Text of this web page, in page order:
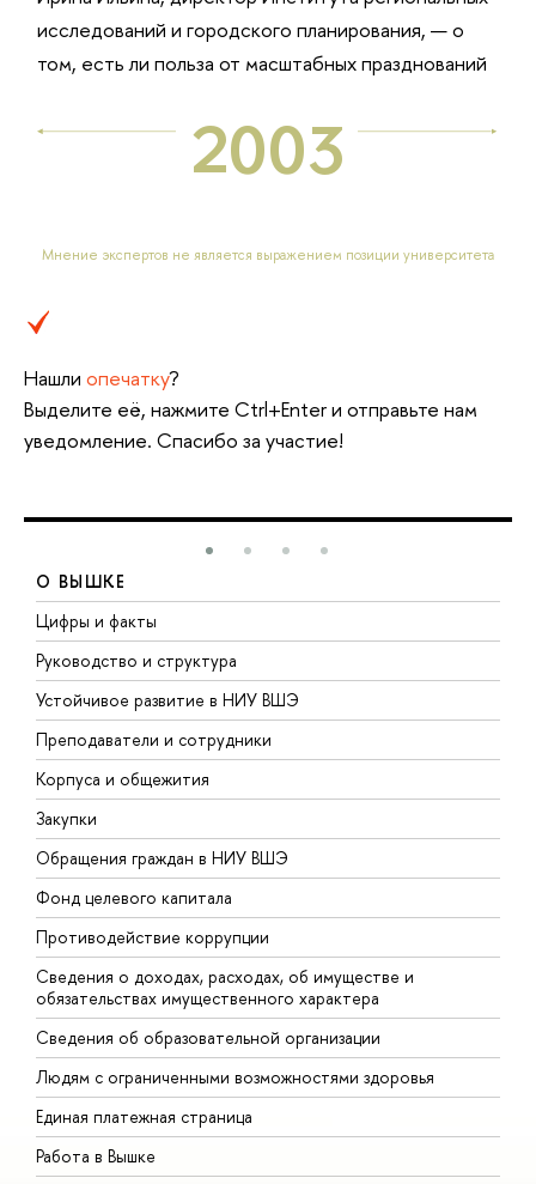
исследований и городского планирования, — о
том, есть ли польза от масштабных празднований
2003
Мнение экспертов не является выражением позиции университета
Нашли опечатку?
Выделите её, нажмите Ctrl+Enter и отправьте нам
уведомление. Спасибо за участие!
О ВЫШКЕ
Цифры и факты
Руководство и структура
Устойчивое развитие в НИУ ВШЭ
Преподаватели и сотрудники
Корпуса и общежития
Закупки
Обращения граждан в НИУ ВШЭ
Фонд целевого капитала
Противодействие коррупции
Сведения о доходах, расходах, об имуществе и
обязательствах имущественного характера
Сведения об образовательной организации
Людям с ограниченными возможностями здоровья
Единая платежная страница
Работа в Вышке